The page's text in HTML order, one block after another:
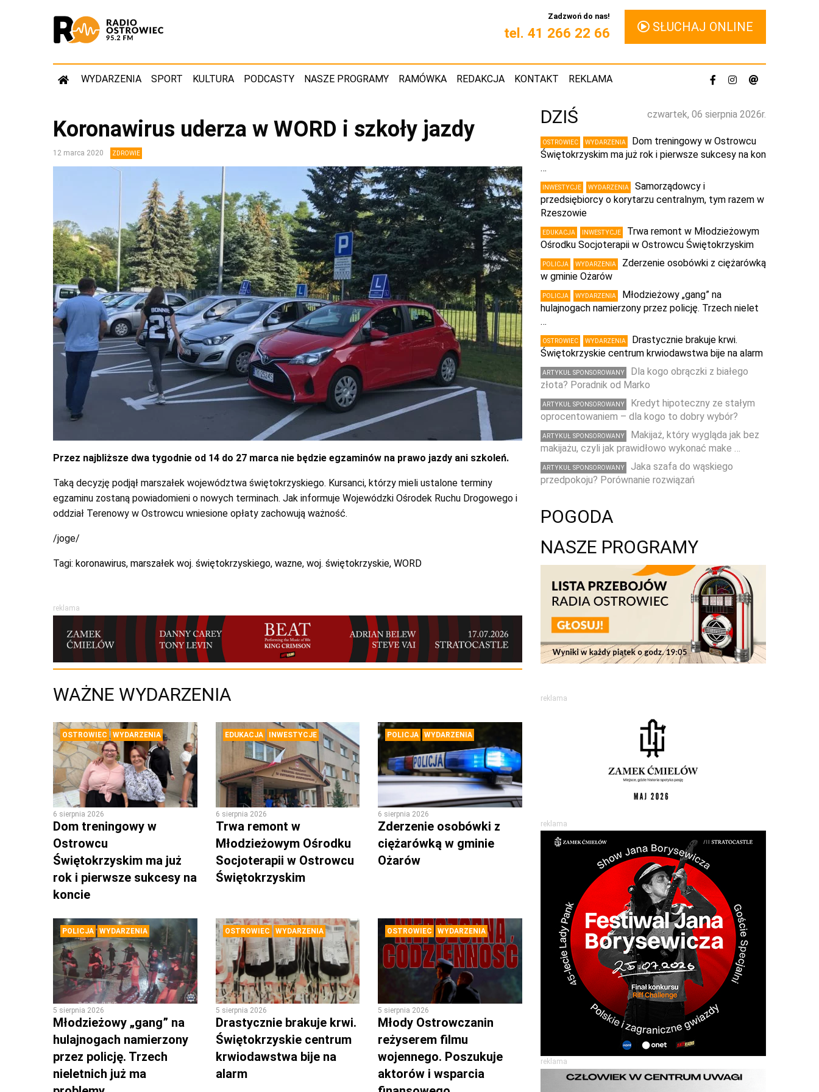
Zadzwoń do nas!
tel. 41 266 22 66 SŁUCHAJ ONLINE
WYDARZENIA SPORT KULTURA PODCASTY NASZE PROGRAMY RAMÓWKA REDAKCJA KONTAKT REKLAMA
Koronawirus uderza w WORD i szkoły jazdy
12 marca 2020 ZDROWIE
Przez najbliższe dwa tygodnie od 14 do 27 marca nie będzie egzaminów na prawo jazdy ani szkoleń.
Taką decyzję podjął marszałek województwa świętokrzyskiego. Kursanci, którzy mieli ustalone terminy
egzaminu zostaną powiadomieni o nowych terminach. Jak informuje Wojewódzki Ośrodek Ruchu Drogowego i
oddział Terenowy w Ostrowcu wniesione opłaty zachowują ważność.
/joge/
Tagi: koronawirus, marszałek woj. świętokrzyskiego, wazne, woj. świętokrzyskie, WORD
reklama
WAŻNE WYDARZENIA
OSTROWIEC WYDARZENIA
6 sierpnia 2026
Dom treningowy w
Ostrowcu
Świętokrzyskim ma już
rok i pierwsze sukcesy na
koncie
EDUKACJA INWESTYCJE
6 sierpnia 2026
Trwa remont w
Młodzieżowym Ośrodku
Socjoterapii w Ostrowcu
Świętokrzyskim
POLICJA WYDARZENIA
6 sierpnia 2026
Zderzenie osobówki z
ciężarówką w gminie
Ożarów
POLICJA WYDARZENIA
5 sierpnia 2026
Młodzieżowy „gang” na
hulajnogach namierzony
przez policję. Trzech
nieletnich już ma
OSTROWIEC WYDARZENIA
5 sierpnia 2026
Drastycznie brakuje krwi.
Świętokrzyskie centrum
krwiodawstwa bije na
alarm
OSTROWIEC WYDARZENIA
5 sierpnia 2026
Młody Ostrowczanin
reżyserem filmu
wojennego. Poszukuje
aktorów i wsparcia
czwartek, 06 sierpnia 2026r.
DZIŚ
OSTROWIEC WYDARZENIA
Dom treningowy w Ostrowcu
Świętokrzyskim ma już rok i pierwsze sukcesy na kon
…
INWESTYCJE WYDARZENIA
Samorządowcy i
przedsiębiorcy o korytarzu centralnym, tym razem w
Rzeszowie
EDUKACJA INWESTYCJE
Trwa remont w Młodzieżowym
Ośrodku Socjoterapii w Ostrowcu Świętokrzyskim
POLICJA WYDARZENIA
Zderzenie osobówki z ciężarówką
w gminie Ożarów
POLICJA WYDARZENIA
Młodzieżowy „gang” na
hulajnogach namierzony przez policję. Trzech nielet
…
OSTROWIEC WYDARZENIA
Drastycznie brakuje krwi.
Świętokrzyskie centrum krwiodawstwa bije na alarm
ARTYKUŁ SPONSOROWANY
Dla kogo obrączki z białego
złota? Poradnik od Marko
ARTYKUŁ SPONSOROWANY
Kredyt hipoteczny ze stałym
oprocentowaniem – dla kogo to dobry wybór?
ARTYKUŁ SPONSOROWANY
Makijaż, który wygląda jak bez
makijażu, czyli jak prawidłowo wykonać make …
ARTYKUŁ SPONSOROWANY
Jaka szafa do wąskiego
przedpokoju? Porównanie rozwiązań
POGODA
NASZE PROGRAMY
reklama
reklama
reklama